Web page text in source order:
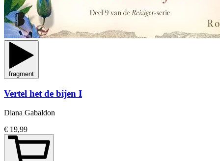
fragment
Vertel het de bijen I
Diana Gabaldon
€ 19,99